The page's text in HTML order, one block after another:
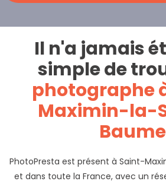
Il n'a jamais
simple de
photographe
Maximin-la-
Baume
PhotoPresta est présent à Saint-
et dans toute la France, avec un